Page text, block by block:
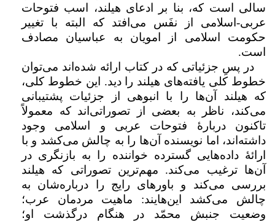
سالی است که، بنا بر ادعای هیلند، اسب فتوحات
عربی‌-‌اسلامی از نفَس می‌افتد که البته با تغییر
حکومت اسلامی از امویان به عباسیان مصادف
است.
در پسِ جزئیاتی که در کتاب ارائه شده‌اند می‌توان
خطوط کلی یافته‌های هیلند را دید. این خطوط کلی،
که هیلند آن‌ها را با انبوهی از جزئيات پشتیبانی
می‌کند، ناظر به بعضی از تصوراتی‌اند که معمولاً
تاکنون دربارهٔ فتوحات عربی و اسلامی وجود
داشته‌اند، اما نویسنده آن‌ها را به چالش می‌کشد و با
ارائهٔ داده‌هایی گسترده خواننده را به بازنگری در
آن‌ها ترغیب می‌کند. مهم‌ترین تصوراتی که هیلند
بررسی می‌کند و باورهای رایج را درباره‌شان به
چالش می‌کشد این‌هایند: ماهیت مردمان عرب؛
وضعیت جنبش محمّد در هنگام درگذشت او؛